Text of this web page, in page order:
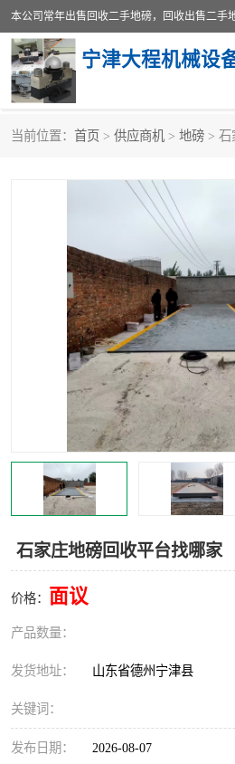
宁津大程机械设
当前位置： 首页 > 供应商机 > 地磅 > 石
石家庄地磅回收平台找哪家
价格： 面议
产品数量：
发货地址： 山东省德州宁津县
关键词：
发布日期： 2026-08-07
烘干机
装载机电子秤
半自动输送机
冷却塔
塑料撕碎机